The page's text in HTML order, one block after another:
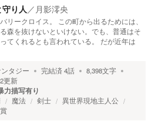
り人／ 月影澪央
リークロイス。 この町から出るためには、
森を抜けないといけない。でも、普通はそ
てくれるとも言われている。 だが近年は
タジー 完結済4話 8,398文字
更新
力描写有り
魔法 剣士
異世界現地主人公